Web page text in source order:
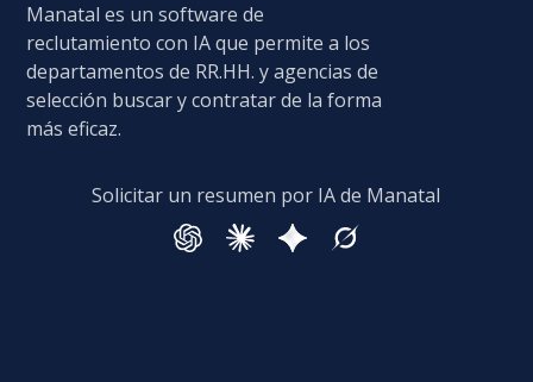
Manatal es un software de
reclutamiento con IA que permite a los
departamentos de RR.HH. y agencias de
selección buscar y contratar de la forma
más eficaz.
Solicitar un resumen por IA de Manatal